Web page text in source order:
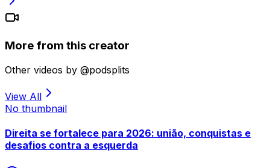
More from this creator
Other videos by @podsplits
View All
No thumbnail
Direita se fortalece para 2026: união, conquistas e
desafios contra a esquerda